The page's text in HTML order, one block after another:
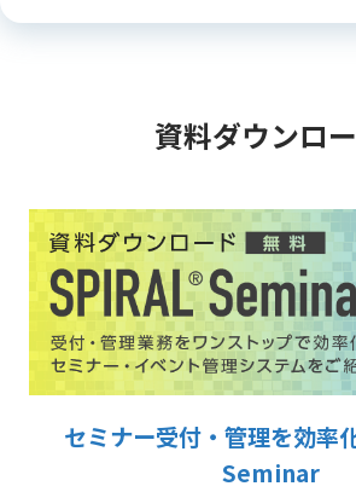
資料ダウンロ
セミナー受付・管理を効率
Seminar